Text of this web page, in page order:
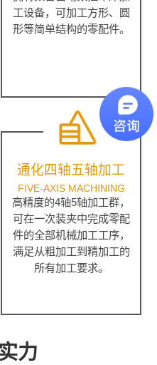
工设备，可加工方形、圆
形等简单结构的零配件。
通化四轴五轴加工
FIVE-AXIS MACHINING
高精度的4轴5轴加工群，
可在一次装夹中完成零配
件的全部机械加工工序，
满足从粗加工到精加工的
所有加工要求。
力